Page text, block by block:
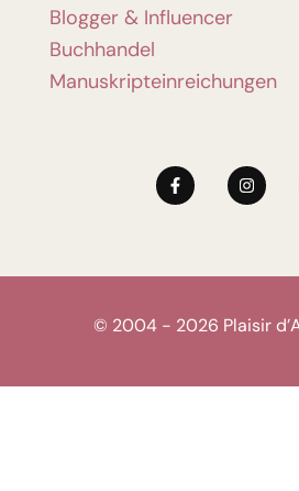
Blogger & Influencer
Buchhandel
Manuskripteinreichungen
© 2004 - 2026 Plaisir